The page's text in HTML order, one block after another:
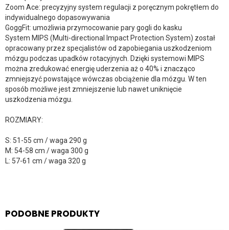
Zoom Ace: precyzyjny system regulacji z poręcznym pokrętłem do
indywidualnego dopasowywania
GoggFit: umożliwia przymocowanie pary gogli do kasku
System MIPS (Multi-directional Impact Protection System) został
opracowany przez specjalistów od zapobiegania uszkodzeniom
mózgu podczas upadków rotacyjnych. Dzięki systemowi MIPS
można zredukować energię uderzenia aż o 40% i znacząco
zmniejszyć powstające wówczas obciążenie dla mózgu. W ten
sposób możliwe jest zmniejszenie lub nawet uniknięcie
uszkodzenia mózgu.
ROZMIARY:
S: 51-55 cm / waga 290 g
M: 54-58 cm / waga 300 g
L: 57-61 cm / waga 320 g
PODOBNE PRODUKTY